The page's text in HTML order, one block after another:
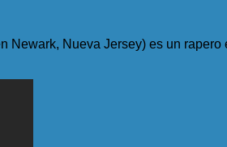
Newark, Nueva Jersey) es un